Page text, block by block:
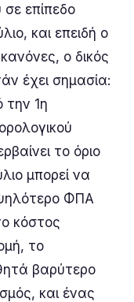
σε επίπεδο
και επειδή ο
ο δικός
έχει σημασία:
την 1η
το όριο
μπορεί να
ΦΠΑ
κόστος
το
βαρύτερο
και ένας